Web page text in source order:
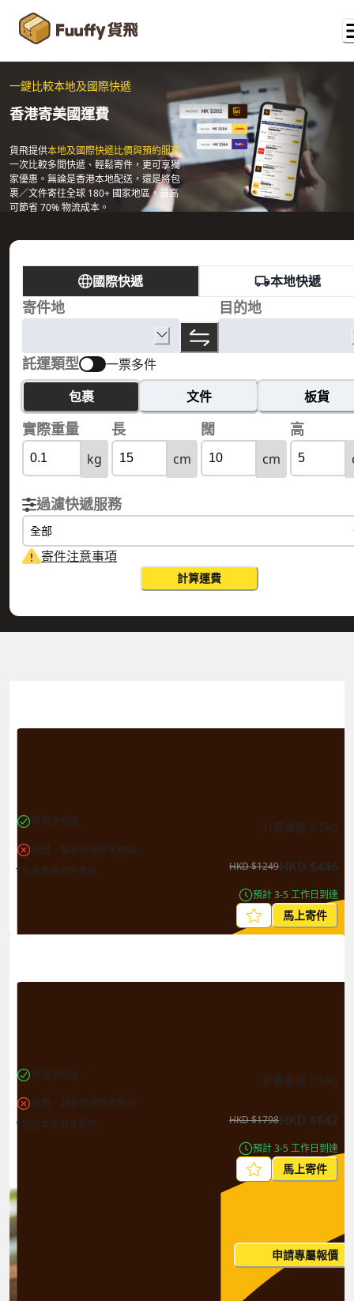
一鍵比較本地及國際快遞
香港寄美國運費
貨飛提供本地及國際快遞比價與預約服務
一次比較多間快遞、輕鬆寄件，更可享獨
家優惠。無論是香港本地配送，還是將包
裹／文件寄往全球 180+ 國家地區，最高
可節省 70% 物流成本。
國際快遞 本地快遞
寄件地 目的地
託運類型 一票多件
包裹 文件 板貨
實際重量 長 闊 高
kg cm cm
過濾快遞服務
全部
寄件注意事項
計算運費
帶電池物品
液體、凝膠狀或粉末物品
*包含本地取件費用
計費重量 0.5kg
HKD$1249HKD $446
預計 3-5 工作日到達
馬上寄件
帶電池物品
液體、凝膠狀或粉末物品
*包含本地取件費用
計費重量 0.5kg
HKD$1798HKD $642
預計 3-5 工作日到達
馬上寄件
申請專屬報價